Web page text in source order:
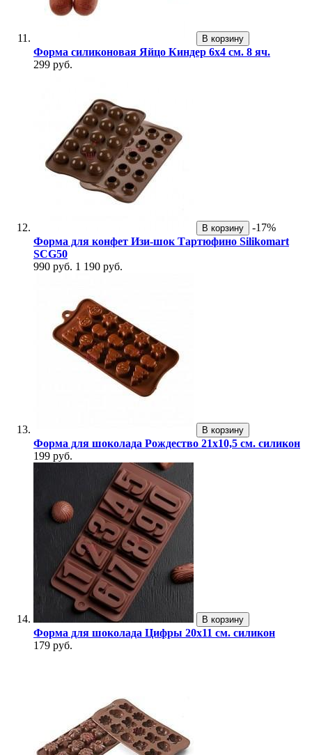
В корзину
Форма силиконовая Яйцо Киндер 6х4 см. 8 яч.
299 руб.
В корзину
-17%
Форма для конфет Изи-шок Тартюфино Silikomart
SCG50
990 руб. 1 190 руб.
В корзину
Форма для шоколада Рождество 21x10,5 см. силикон
199 руб.
В корзину
Форма для шоколада Цифры 20х11 см. силикон
179 руб.